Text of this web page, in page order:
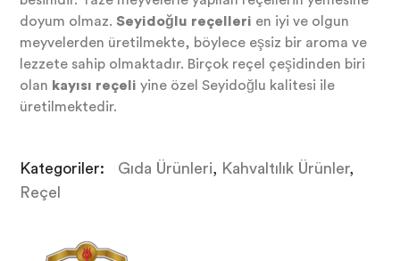
doyum olmaz. Seyidoğlu reçelleri en iyi ve olgun
meyvelerden üretilmekte, böylece eşsiz bir aroma ve
lezzete sahip olmaktadır. Birçok reçel çeşidinden biri
olan kayısı reçeli yine özel Seyidoğlu kalitesi ile
üretilmektedir.
Kategoriler: Gıda Ürünleri, Kahvaltılık Ürünler,
Reçel